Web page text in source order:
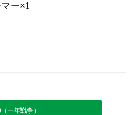
ー×1
一年戦争）